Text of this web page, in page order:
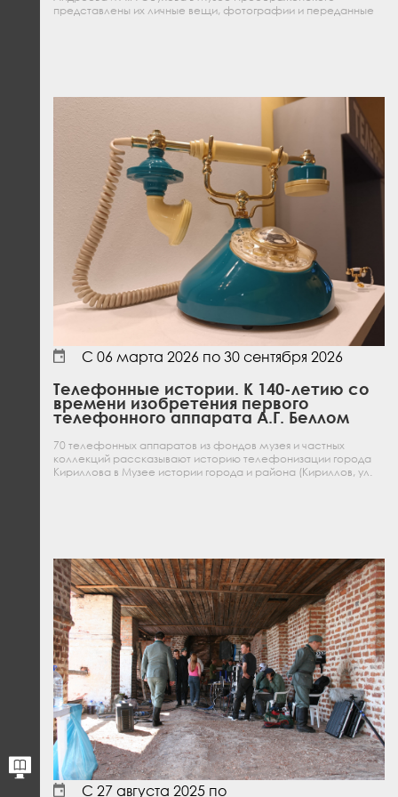
представлены их личные вещи, фотографии и переданные
С 06 марта 2026 по 30 сентября 2026
Телефонные истории. К 140-летию со
времени изобретения первого
телефонного аппарата А.Г. Беллом
70 телефонных аппаратов из фондов музея и частных
коллекций рассказывают историю телефонизации города
Кириллова в Музее истории города и района (Кириллов, ул.
С 27 августа 2025 по